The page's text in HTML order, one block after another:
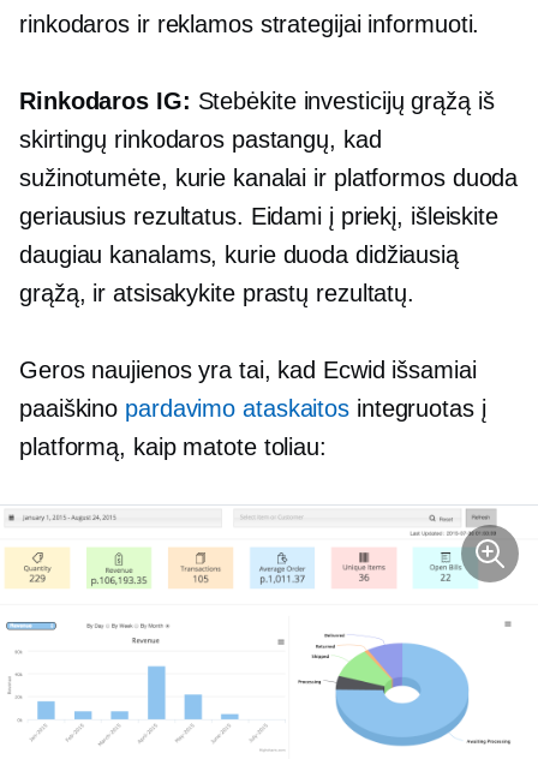
rinkodaros ir reklamos strategijai informuoti.
Rinkodaros IG: Stebėkite investicijų grąžą iš
skirtingų rinkodaros pastangų, kad
sužinotumėte, kurie kanalai ir platformos duoda
geriausius rezultatus. Eidami į priekį, išleiskite
daugiau kanalams, kurie duoda didžiausią
grąžą, ir atsisakykite prastų rezultatų.
Geros naujienos yra tai, kad Ecwid išsamiai
paaiškino pardavimo ataskaitos integruotas į
platformą, kaip matote toliau: